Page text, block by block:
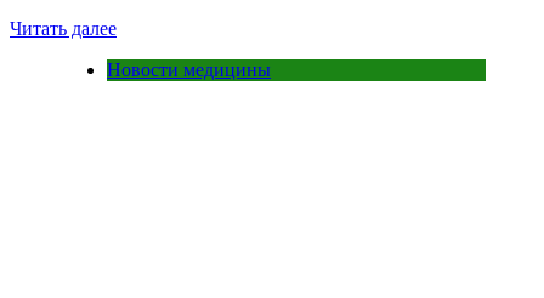
Читать далее
Новости медицины